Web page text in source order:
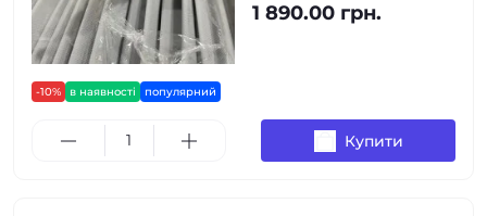
-10% в наявності популярний
1 890.00 грн.
Купити